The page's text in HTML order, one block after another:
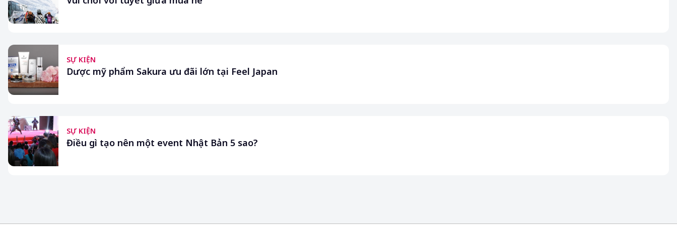
SỰ KIỆN
Dược mỹ phẩm Sakura ưu đãi lớn tại Feel Japan
SỰ KIỆN
Điều gì tạo nên một event Nhật Bản 5 sao?